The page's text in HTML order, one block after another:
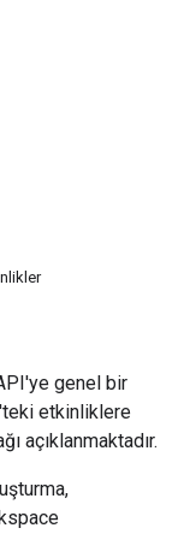
genel bir
etkinliklere
açıklanmaktadır.